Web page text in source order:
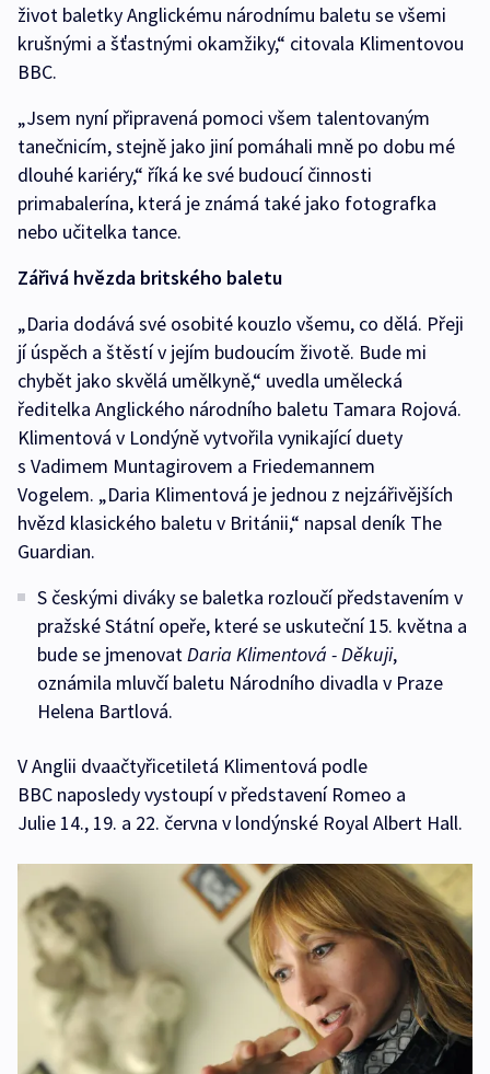
život baletky Anglickému národnímu baletu se všemi
krušnými a šťastnými okamžiky,“ citovala Klimentovou
BBC.
„Jsem nyní připravená pomoci všem talentovaným
tanečnicím, stejně jako jiní pomáhali mně po dobu mé
dlouhé kariéry,“ říká ke své budoucí činnosti
primabalerína, která je známá také jako fotografka
nebo učitelka tance.
Zářivá hvězda britského baletu
„Daria dodává své osobité kouzlo všemu, co dělá. Přeji
jí úspěch a štěstí v jejím budoucím životě. Bude mi
chybět jako skvělá umělkyně,“ uvedla umělecká
ředitelka Anglického národního baletu Tamara Rojová.
Klimentová v Londýně vytvořila vynikající duety
s Vadimem Muntagirovem a Friedemannem
Vogelem. „Daria Klimentová je jednou z nejzářivějších
hvězd klasického baletu v Británii,“ napsal deník The
Guardian.
S českými diváky se baletka rozloučí představením v
pražské Státní opeře, které se uskuteční 15. května a
bude se jmenovatDaria Klimentová - Děkuji,
oznámila mluvčí baletu Národního divadla v Praze
Helena Bartlová.
V Anglii dvaačtyřicetiletá Klimentová podle
BBC naposledy vystoupí v představení Romeo a
Julie 14., 19. a 22. června v londýnské Royal Albert Hall.